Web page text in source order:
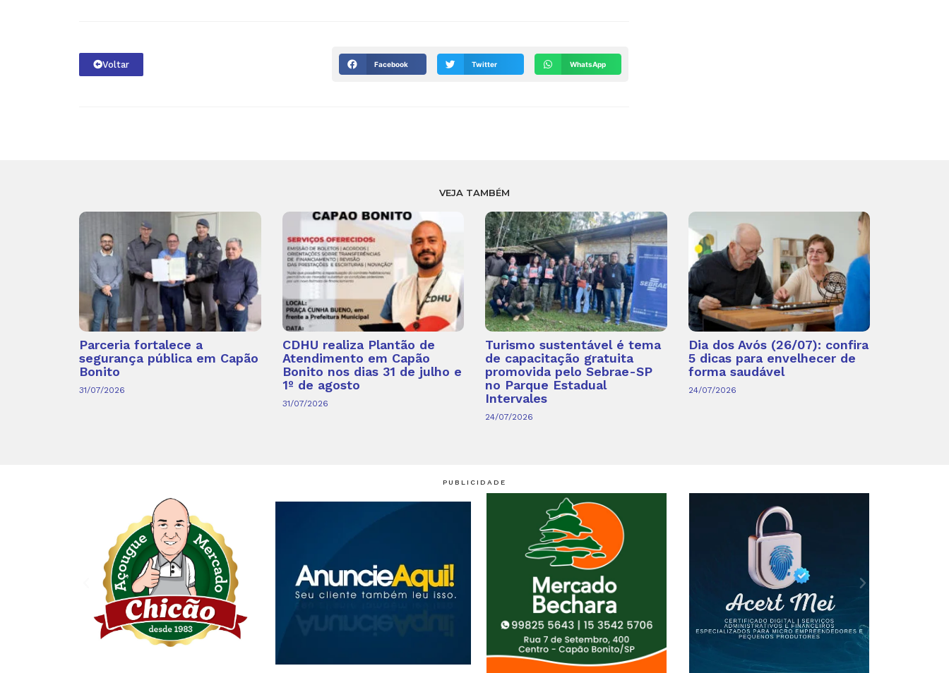
Voltar Facebook Twitter WhatsApp
VEJA TAMBÉM
Parceria fortalece a
segurança pública em Capão
Bonito
31/07/2026
CDHU realiza Plantão de
Atendimento em Capão
Bonito nos dias 31 de julho e
1º de agosto
31/07/2026
Turismo sustentável é tema
de capacitação gratuita
promovida pelo Sebrae-SP
no Parque Estadual
Intervales
24/07/2026
Dia dos Avós (26/07): confira
5 dicas para envelhecer de
forma saudável
24/07/2026
PUBLICIDADE